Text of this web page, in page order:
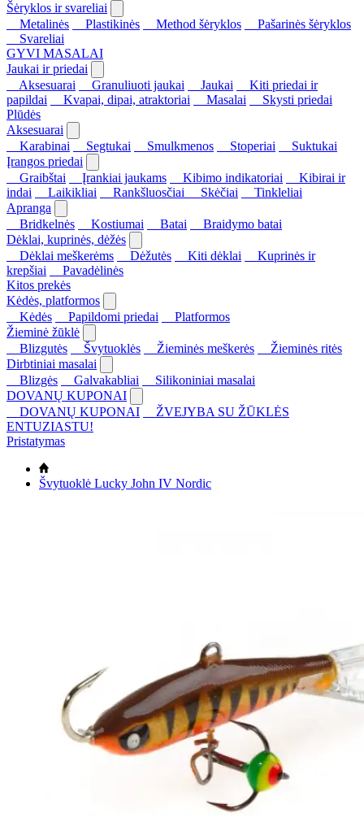
Šėryklos ir svareliai
Metalinės
Plastikinės Method šėryklos
Pašarinės šėryklos
Svareliai
GYVI MASALAI
Jaukai ir priedai
Aksesuarai
Granuliuoti jaukai Jaukai
Kiti priedai ir
papildai
Kvapai, dipai, atraktoriai Masalai
Skysti priedai
Plūdės
Aksesuarai
Karabinai
Segtukai Smulkmenos Stoperiai
Suktukai
Įrangos priedai
Graibštai
Įrankiai jaukams Kibimo indikatoriai
Kibirai ir
indai
Laikikliai Rankšluosčiai Skėčiai
Tinkleliai
Apranga
Bridkelnės
Kostiumai Batai
Braidymo batai
Dėklai, kuprinės, dėžės
Dėklai meškerėms
Dėžutės Kiti dėklai
Kuprinės ir
krepšiai
Pavadėlinės
Kitos prekės
Kėdės, platformos
Kėdės
Papildomi priedai
Platformos
Žieminė žūklė
Blizgutės
Švytuoklės Žieminės meškerės
Žieminės ritės
Dirbtiniai masalai
Blizgės
Galvakabliai
Silikoniniai masalai
DOVANŲ KUPONAI
DOVANŲ KUPONAI
ŽVEJYBA SU ŽŪKLĖS
ENTUZIASTU!
Pristatymas
Švytuoklė Lucky John IV Nordic